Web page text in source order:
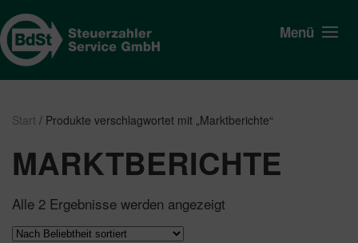
Menü
Start / Produkte verschlagwortet mit „Marktberichte“
MARKTBERICHTE
Alle 2 Ergebnisse werden angezeigt